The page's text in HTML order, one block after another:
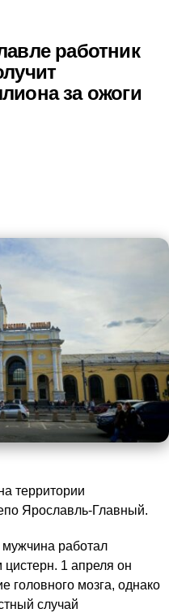
работник
за ожоги
территории
Ярославль-Главный.
работал
1 апреля он
головного мозга, однако
случай